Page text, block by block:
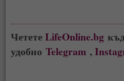
ЧететеLifeOnline.bg
удобноTelegram ,